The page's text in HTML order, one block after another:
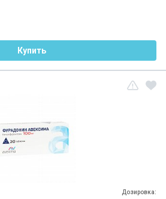
Купить
Дозировка: